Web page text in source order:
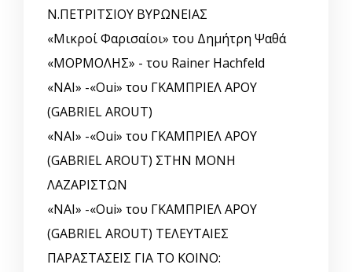
Ν.ΠΕΤΡΙΤΣΙΟΥ ΒΥΡΩΝΕΙΑΣ
«Μικροί Φαρισαίοι» του Δημήτρη Ψαθά
«ΜΟΡΜΟΛΗΣ» - του Rainer Hachfeld
«ΝΑΙ» -«Oui» του ΓΚΑΜΠΡΙΕΛ ΑΡΟΥ
(GABRIEL AROUT)
«ΝΑΙ» -«Oui» του ΓΚΑΜΠΡΙΕΛ ΑΡΟΥ
(GABRIEL AROUT) ΣΤΗΝ ΜΟΝΗ
ΛΑΖΑΡΙΣΤΩΝ
«ΝΑΙ» -«Oui» του ΓΚΑΜΠΡΙΕΛ ΑΡΟΥ
(GABRIEL AROUT) ΤΕΛΕΥΤΑΙΕΣ
ΠΑΡΑΣΤΑΣΕΙΣ ΓΙΑ ΤΟ ΚΟΙΝΟ: